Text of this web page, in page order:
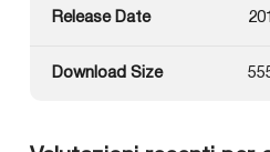
Release Date
Download Size